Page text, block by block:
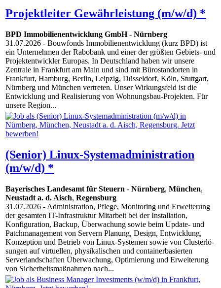
Projektleiter Gewährleistung (m/w/d) *
BPD Immobilienentwicklung GmbH- Nürnberg
31.07.2026 - Bouwfonds Immobilienentwicklung (kurz BPD) ist
ein Unternehmen der Rabobank und einer der größten Gebiets- und
Projektentwickler Europas. In Deutschland haben wir unsere
Zentrale in Frankfurt am Main und sind mit Bürostandorten in
Frankfurt, Hamburg, Berlin, Leipzig, Düsseldorf, Köln, Stuttgart,
Nürnberg und München vertreten. Unser Wirkungsfeld ist die
Entwicklung und Realisierung von Wohnungsbau-Projekten. Für
unsere Region...
(Senior) Linux-Systemadministration
(m/w/d) *
Bayerisches Landesamt für Steuern - Nürnberg, München,
Neustadt a. d. Aisch, Regensburg
31.07.2026 - Administration, Pflege, Monitoring und Erweiterung
der gesamten IT-Infrastruktur Mitarbeit bei der Installation,
Konfiguration, Backup, Überwachung sowie beim Update- und
Patchmanagement von Servern Planung, Design, Entwicklung,
Konzeption und Betrieb von Linux-Systemen sowie von Clusterlö-
sungen auf virtuellen, physikalischen und containerbasierten
Serverlandschaften Überwachung, Optimierung und Erweiterung
von Sicherheitsmaßnahmen nach...